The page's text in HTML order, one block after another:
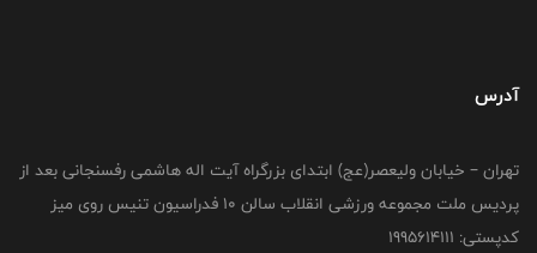
آدرس
تهران – خیابان ولیعصر(عج) ابتدای بزرگراه آیت اله هاشمی رفسنجانی بعد از
پردیس ملت مجموعه ورزشی انقلاب سالن 10 فدراسیون تنیس روی میز
کدپستی: 1995614111